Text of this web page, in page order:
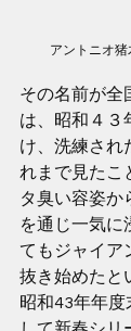
アントニオ
その名前が全
は、昭和４３
け、洗練され
れまで見たこ
タ臭い容姿か
を通じ一気に
てもジャイア
抜き始めたと
昭和43年年度